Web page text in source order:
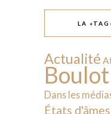
LA
Actualité
Boulot
Dans les
États d'âmes